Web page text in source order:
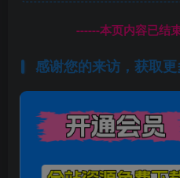
------本页内容已结
感谢您的来访，获取更